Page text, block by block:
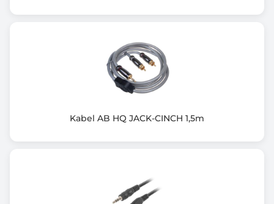
Kabel AB HQ JACK-CINCH 1,5m